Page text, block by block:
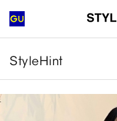
StyleHint